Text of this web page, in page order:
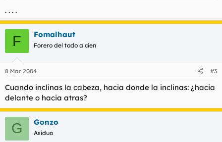
. . . .
F Fomalhaut
Forero del todo a cien
8 Mar 2004 #3
Cuando inclinas la cabeza, hacia donde la inclinas: ¿hacia
delante o hacia atras?
G Gonzo
Asiduo